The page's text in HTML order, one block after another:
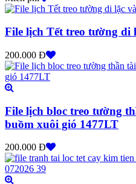
File lịch Tết treo tường di
200.000 Đ
File lịch bloc treo tường
buồm xuôi gió 1477LT
200.000 Đ